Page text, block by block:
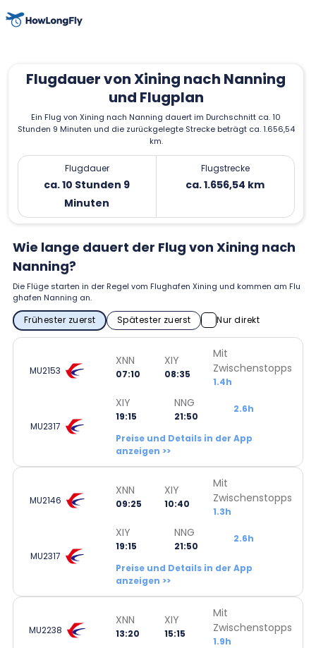
Flugdauer von Xining nach Nanning
und Flugplan
Ein Flug von Xining nach Nanning dauert im Durchschnitt ca. 10
Stunden 9 Minuten und die zurückgelegte Strecke beträgt ca. 1.656,54
km.
Flugdauer
ca. 10 Stunden 9
Minuten
Flugstrecke
ca. 1.656,54 km
Wie lange dauert der Flug von Xining nach
Nanning?
Die Flüge starten in der Regel vom Flughafen Xining und kommen am Flu
ghafen Nanning an.
Frühester zuerst Spätester zuerst Nur direkt
MU2153
XNN
07:10
XIY
08:35
Mit
Zwischenstopps
1.4h
MU2317
XIY
19:15
NNG
21:50
2.6h
Preise und Details in der App
anzeigen >>
MU2146
XNN
09:25
XIY
10:40
Mit
Zwischenstopps
1.3h
MU2317
XIY
19:15
NNG
21:50
2.6h
Preise und Details in der App
anzeigen >>
MU2238
XNN
13:20
XIY
15:15
Mit
Zwischenstopps
1.9h